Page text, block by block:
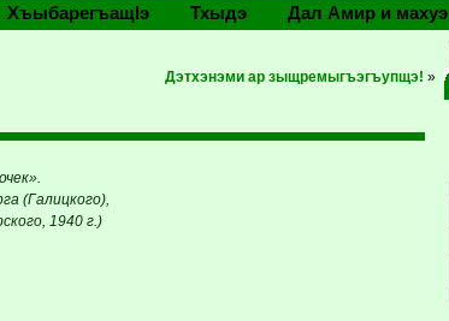
Хъыбарегъащlэ Тхыдэ Дал Амир и махуэ
Дэтхэнэми ар зыщремыгъэгъупщэ! »
(Галицкого),
1940 г.)